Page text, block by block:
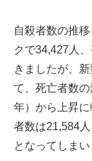
自殺者数の推
クで34,427人
きましたが、
て、死亡者数
年）から上昇
者数は21,584
となってしまい